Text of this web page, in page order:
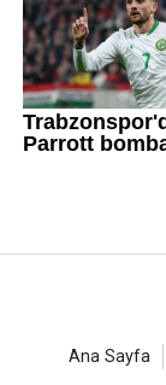
Ana Sayfa